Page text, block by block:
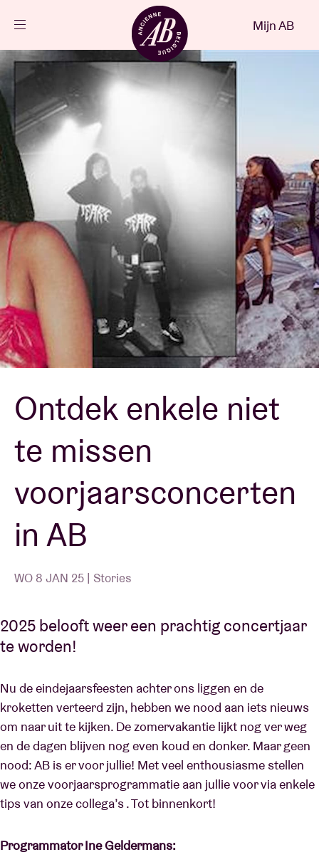
NL
Agenda
Projecten
Nieuws
Bezoekersinfo
AB ❤ you
Zaalhuur
BRDCST
ABtv
Concertcheque
Over AB
Contact
Mijn AB
Ontdek enkele niet
te missen
voorjaarsconcerten
in AB
WO 8 JAN 25 | Stories
2025 belooft weer een prachtig concertjaar
te worden!
Nu de eindejaarsfeesten achter ons liggen en de
kroketten verteerd zijn, hebben we nood aan iets nieuws
om naar uit te kijken. De zomervakantie lijkt nog ver weg
en de dagen blijven nog even koud en donker. Maar geen
nood: AB is er voor jullie! Met veel enthousiasme stellen
we onze voorjaarsprogrammatie aan jullie voor via enkele
tips van onze collega’s . Tot binnenkort!
Programmator Ine Geldermans: